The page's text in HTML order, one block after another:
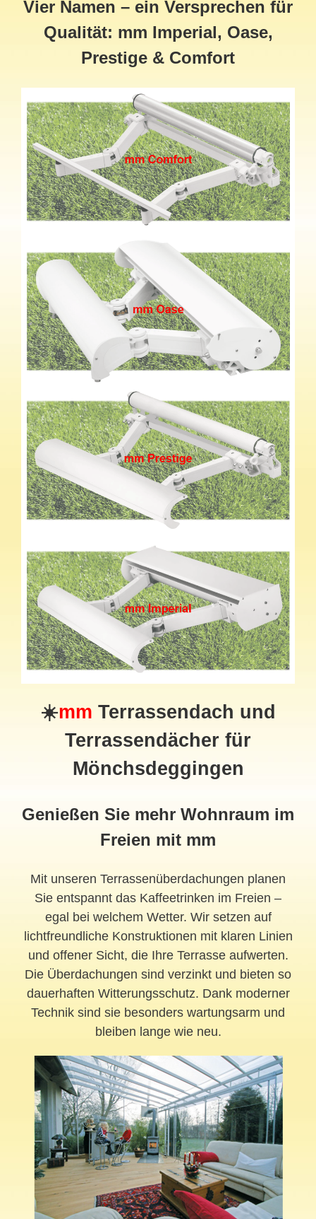
Vier Namen – ein Versprechen für
Qualität: mm Imperial, Oase,
Prestige & Comfort
☀️mm Terrassendach und
Terrassendächer für
Mönchsdeggingen
Genießen Sie mehr Wohnraum im
Freien mit mm
Mit unseren Terrassenüberdachungen planen
Sie entspannt das Kaffeetrinken im Freien –
egal bei welchem Wetter. Wir setzen auf
lichtfreundliche Konstruktionen mit klaren Linien
und offener Sicht, die Ihre Terrasse aufwerten.
Die Überdachungen sind verzinkt und bieten so
dauerhaften Witterungsschutz. Dank moderner
Technik sind sie besonders wartungsarm und
bleiben lange wie neu.